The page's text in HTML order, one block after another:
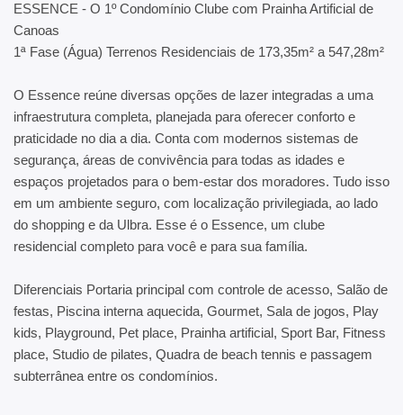
ESSENCE - O 1º Condomínio Clube com Prainha Artificial de
Canoas
1ª Fase (Água) Terrenos Residenciais de 173,35m² a 547,28m²
O Essence reúne diversas opções de lazer integradas a uma
infraestrutura completa, planejada para oferecer conforto e
praticidade no dia a dia. Conta com modernos sistemas de
segurança, áreas de convivência para todas as idades e
espaços projetados para o bem-estar dos moradores. Tudo isso
em um ambiente seguro, com localização privilegiada, ao lado
do shopping e da Ulbra. Esse é o Essence, um clube
residencial completo para você e para sua família.
Diferenciais Portaria principal com controle de acesso, Salão de
festas, Piscina interna aquecida, Gourmet, Sala de jogos, Play
kids, Playground, Pet place, Prainha artificial, Sport Bar, Fitness
place, Studio de pilates, Quadra de beach tennis e passagem
subterrânea entre os condomínios.